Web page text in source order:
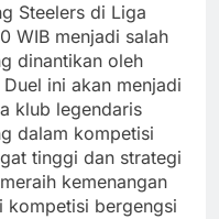
Steelers di Liga
WIB menjadi salah
dinantikan oleh
ini akan menjadi
klub legendaris
dalam kompetisi
tinggi dan strategi
kemenangan
kompetisi bergengsi